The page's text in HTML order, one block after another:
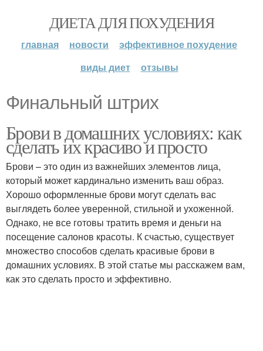
ДИЕТА ДЛЯ ПОХУДЕНИЯ
главная новости
эффективное похудение
виды диет
отзывы
Финальный штрих
Брови в домашних условиях: как
сделать их красиво и просто
Брови – это один из важнейших элементов лица,
который может кардинально изменить ваш образ.
Хорошо оформленные брови могут сделать вас
выглядеть более уверенной, стильной и ухоженной.
Однако, не все готовы тратить время и деньги на
посещение салонов красоты. К счастью, существует
множество способов сделать красивые брови в
домашних условиях. В этой статье мы расскажем вам,
как это сделать просто и эффективно.